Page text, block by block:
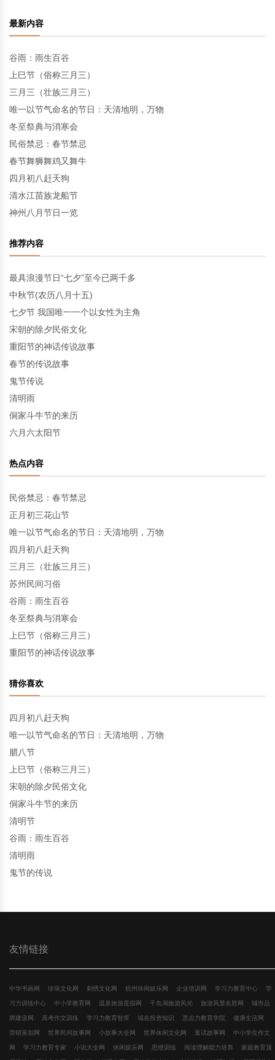
最新内容
谷雨：雨生百谷
上巳节（俗称三月三）
三月三（壮族三月三）
唯一以节气命名的节日：天清地明，万物
冬至祭典与消寒会
民俗禁忌：春节禁忌
春节舞狮舞鸡又舞牛
四月初八赶天狗
清水江苗族龙船节
神州八月节日一览
推荐内容
最具浪漫节日“七夕”至今已两千多
中秋节(农历八月十五)
七夕节 我国唯一一个以女性为主角
宋朝的除夕民俗文化
重阳节的神话传说故事
春节的传说故事
鬼节传说
清明雨
侗家斗牛节的来历
六月六太阳节
热点内容
民俗禁忌：春节禁忌
正月初三花山节
唯一以节气命名的节日：天清地明，万物
四月初八赶天狗
三月三（壮族三月三）
苏州民间习俗
谷雨：雨生百谷
冬至祭典与消寒会
上巳节（俗称三月三）
重阳节的神话传说故事
猜你喜欢
四月初八赶天狗
唯一以节气命名的节日：天清地明，万物
腊八节
上巳节（俗称三月三）
宋朝的除夕民俗文化
侗家斗牛节的来历
清明节
谷雨：雨生百谷
清明雨
鬼节的传说
友情链接
中华书画网 珍珠文化网 刺绣文化网 杭州休闲娱乐网 企业培训网 学习力教育中心 学
习力训练中心 中小学教育网 温泉旅游度假网 千岛湖旅游风光 旅游风景名胜网 城市品
牌建设网 高考作文训练 学习力教育智库 域名投资知识 意志力教育学院 健康生活网
营销策划网 世界民间故事网 小故事大全网 世界休闲文化网 童话故事网 中小学生作文
网 学习力教育专家 小说大全网 休闲娱乐网 思维训练 阅读理解能力培养 家庭教育顶